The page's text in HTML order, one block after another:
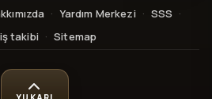
· Yardım Merkezi · SSS ·
takibi · Sitemap